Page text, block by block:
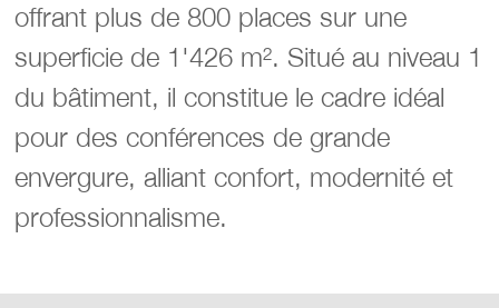
offrant plus de 800 places sur une
superficie de 1'426 m². Situé au niveau 1
du bâtiment, il constitue le cadre idéal
pour des conférences de grande
envergure, alliant confort, modernité et
professionnalisme.